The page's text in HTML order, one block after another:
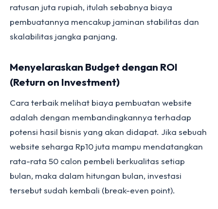
ratusan juta rupiah, itulah sebabnya biaya
pembuatannya mencakup jaminan stabilitas dan
skalabilitas jangka panjang.
Menyelaraskan Budget dengan ROI
(Return on Investment)
Cara terbaik melihat biaya pembuatan website
adalah dengan membandingkannya terhadap
potensi hasil bisnis yang akan didapat. Jika sebuah
website seharga Rp10 juta mampu mendatangkan
rata-rata 50 calon pembeli berkualitas setiap
bulan, maka dalam hitungan bulan, investasi
tersebut sudah kembali (break-even point).